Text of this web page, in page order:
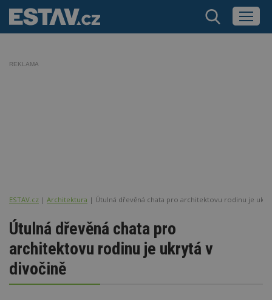
REKLAMA
ESTAV.cz Architektura Útulná dřevěná chata pro architektovu rodinu je
Útulná dřevěná chata pro
architektovu rodinu je ukrytá v
divočině